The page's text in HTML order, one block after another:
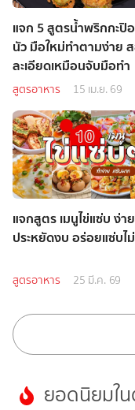
แจก 5 สูตรน้ำพริกกะปิ
นัว มือใหม่ทำตามง่าย
ละเอียดเหมือนจับมือทำ
สูตรอาหาร 15 เม.ย. 69
แจกสูตร เมนูไข่แซ่บ ง่า
ประหยัดงบ อร่อยแซ่บไ
สูตรอาหาร 25 มี.ค. 69
ยอดนิยมใ